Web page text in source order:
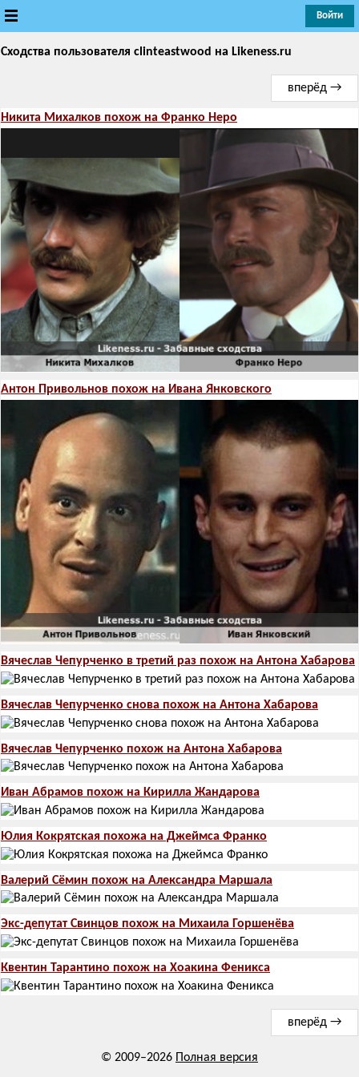
Войти
Новые
Кандидаты
Случайное сходство 👍
Создать сходство
Для публикации необходима авторизация
Поиск
Сходства пользователя clinteastwood на Likeness.ru
вперёд →
Никита Михалков похож на Франко Неро
Антон Привольнов похож на Ивана Янковского
Вячеслав Чепурченко в третий раз похож на Антона Хабарова
Вячеслав Чепурченко снова похож на Антона Хабарова
Вячеслав Чепурченко похож на Антона Хабарова
Иван Абрамов похож на Кирилла Жандарова
Юлия Кокрятская похожа на Джеймса Франко
Валерий Сёмин похож на Александра Маршала
Экс-депутат Свинцов похож на Михаила Горшенёва
Квентин Тарантино похож на Хоакина Феникса
вперёд →
© 2009–2026 Полная версия